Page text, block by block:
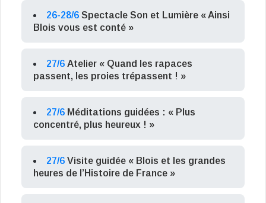
26-28/6 Spectacle Son et Lumière « Ainsi
Blois vous est conté »
27/6 Atelier « Quand les rapaces
passent, les proies trépassent ! »
27/6 Méditations guidées : « Plus
concentré, plus heureux ! »
27/6 Visite guidée « Blois et les grandes
heures de l’Histoire de France »